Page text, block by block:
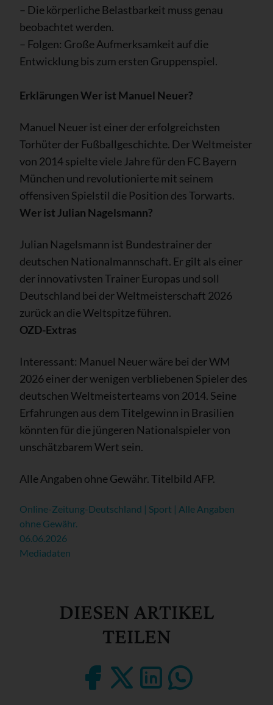
– Die körperliche Belastbarkeit muss genau
beobachtet werden.
– Folgen: Große Aufmerksamkeit auf die
Entwicklung bis zum ersten Gruppenspiel.
ErklärungenWer ist Manuel Neuer?
Manuel Neuer ist einer der erfolgreichsten
Torhüter der Fußballgeschichte. Der Weltmeister
von 2014 spielte viele Jahre für den FC Bayern
München und revolutionierte mit seinem
offensiven Spielstil die Position des Torwarts.
Wer ist Julian Nagelsmann?
Julian Nagelsmann ist Bundestrainer der
deutschen Nationalmannschaft. Er gilt als einer
der innovativsten Trainer Europas und soll
Deutschland bei der Weltmeisterschaft 2026
zurück an die Weltspitze führen.
OZD-Extras
Interessant: Manuel Neuer wäre bei der WM
2026 einer der wenigen verbliebenen Spieler des
deutschen Weltmeisterteams von 2014. Seine
Erfahrungen aus dem Titelgewinn in Brasilien
könnten für die jüngeren Nationalspieler von
unschätzbarem Wert sein.
Alle Angaben ohne Gewähr. Titelbild AFP.
Online-Zeitung-Deutschland | Sport | Alle Angaben
ohne Gewähr.
06.06.2026
Mediadaten
DIESEN ARTIKEL
TEILEN